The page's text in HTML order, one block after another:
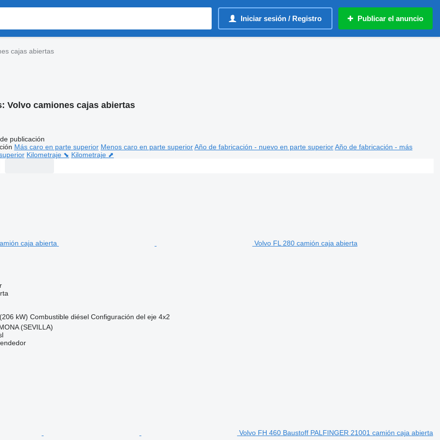
Iniciar sesión / Registro Publicar el anuncio
cajas abiertas
Volvo camiones cajas abiertas
publicación
Más caro en parte superior Menos caro en parte superior Año de fabricación - nuevo en parte superior Año de fabricación - más
Kilometraje ⬊ Kilometraje ⬈
Volvo FL 280 camión caja abierta
kW) Combustible diésel Configuración del eje 4x2
(SEVILLA)
Volvo FH 460 Baustoff PALFINGER 21001 camión caja abierta